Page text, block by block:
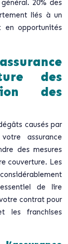
20% des
liés à un
en opportunités
des
des
causés par
assurance
des mesures
couverture. Les
de lire
contrat pour
les franchises